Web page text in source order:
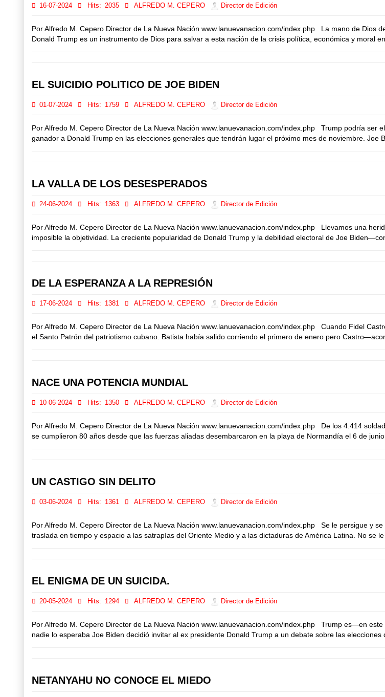
16-07-2024 Hits: 2035 ALFREDO M. CEPERO Director de Edición
Por Alfredo M. Cepero Director de La Nueva Nación www.lanuevanacion.com/index.php La mano de Dios
Donald Trump es un instrumento de Dios para salvar a esta nación de la crisis política, económica y moral
EL SUICIDIO POLITICO DE JOE BIDEN
01-07-2024 Hits: 1759 ALFREDO M. CEPERO Director de Edición
Por Alfredo M. Cepero Director de La Nueva Nación www.lanuevanacion.com/index.php Trump podría ser
ganador a Donald Trump en las elecciones generales que tendrán lugar el próximo mes de noviembre. Joe
LA VALLA DE LOS DESESPERADOS
24-06-2024 Hits: 1363 ALFREDO M. CEPERO Director de Edición
Por Alfredo M. Cepero Director de La Nueva Nación www.lanuevanacion.com/index.php Llevamos una
imposible la objetividad. La creciente popularidad de Donald Trump y la debilidad electoral de Joe
DE LA ESPERANZA A LA REPRESIÓN
17-06-2024 Hits: 1381 ALFREDO M. CEPERO Director de Edición
Por Alfredo M. Cepero Director de La Nueva Nación www.lanuevanacion.com/index.php Cuando Fidel
el Santo Patrón del patriotismo cubano. Batista había salido corriendo el primero de enero pero
NACE UNA POTENCIA MUNDIAL
10-06-2024 Hits: 1350 ALFREDO M. CEPERO Director de Edición
Por Alfredo M. Cepero Director de La Nueva Nación www.lanuevanacion.com/index.php De los 4.414
se cumplieron 80 años desde que las fuerzas aliadas desembarcaron en la playa de Normandía el 6 de
UN CASTIGO SIN DELITO
03-06-2024 Hits: 1361 ALFREDO M. CEPERO Director de Edición
Por Alfredo M. Cepero Director de La Nueva Nación www.lanuevanacion.com/index.php Se le persigue y
traslada en tiempo y espacio a las satrapías del Oriente Medio y a las dictaduras de América Latina. No se
EL ENIGMA DE UN SUICIDA.
20-05-2024 Hits: 1294 ALFREDO M. CEPERO Director de Edición
Por Alfredo M. Cepero Director de La Nueva Nación www.lanuevanacion.com/index.php Trump es—en
nadie lo esperaba Joe Biden decidió invitar al ex presidente Donald Trump a un debate sobre las
NETANYAHU NO CONOCE EL MIEDO